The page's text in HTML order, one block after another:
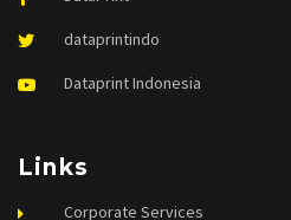
Links
Corporate Services
dataprintindo
Dataprint Indonesia